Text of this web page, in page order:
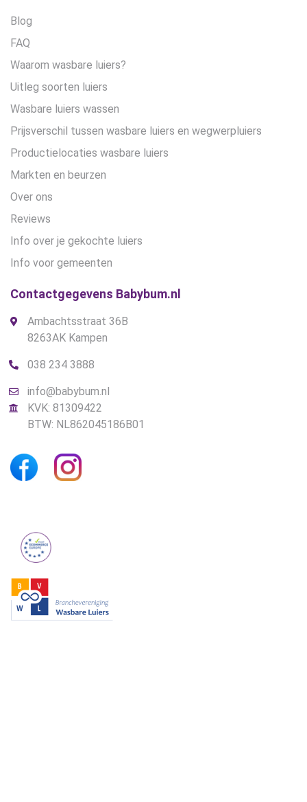
Blog
FAQ
Waarom wasbare luiers?
Uitleg soorten luiers
Wasbare luiers wassen
Prijsverschil tussen wasbare luiers en wegwerpluiers
Productielocaties wasbare luiers
Markten en beurzen
Over ons
Reviews
Info over je gekochte luiers
Info voor gemeenten
Contactgegevens Babybum.nl
Ambachtsstraat 36B
8263AK Kampen
038 234 3888
info@babybum.nl
KVK: 81309422
BTW: NL862045186B01